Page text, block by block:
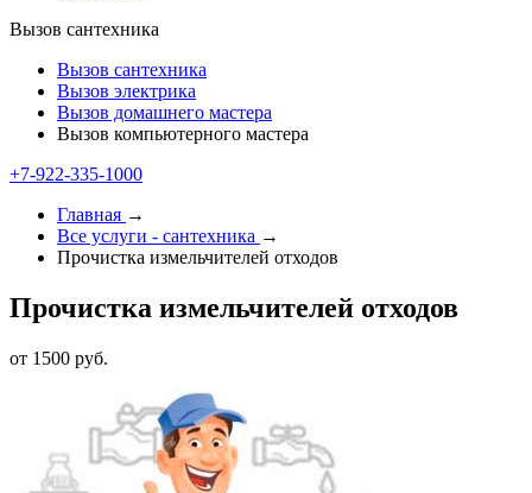
Вызов сантехника
Вызов сантехника
Вызов электрика
Вызов домашнего мастера
Вызов компьютерного мастера
+7-922-335-1000
Главная →
Все услуги - cантехника →
Прочистка измельчителей отходов
Прочистка измельчителей отходов
от 1500 руб.